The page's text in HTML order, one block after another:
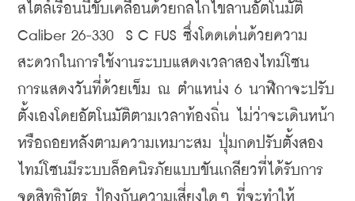
สไตล์เรือนนี้ขับเคลื่อนด้วยกลไกไขลานอัตโนมัติ
Caliber 26-330  S C FUS ซึ่งโดดเด่นด้วยความ
สะดวกในการใช้งานระบบแสดงเวลาสองไทม์โซน
การแสดงวันที่ด้วยเข็ม ณ ตำแหน่ง 6 นาฬิกาจะปรับ
ตั้งเองโดยอัตโนมัติตามเวลาท้องถิ่น ไม่ว่าจะเดินหน้า
หรือถอยหลังตามความเหมาะสม ปุ่มกดปรับตั้งสอง
ไทม์โซนมีระบบล็อคนิรภัยแบบขันเกลียวที่ได้รับการ
จดสิทธิบัตร ป้องกันความเสี่ยงใดๆ ที่จะทำให้